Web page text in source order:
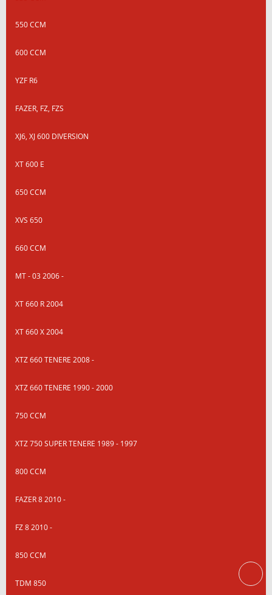
550 CCM
600 CCM
YZF R6
FAZER, FZ, FZS
XJ6, XJ 600 DIVERSION
XT 600 E
650 CCM
XVS 650
660 CCM
MT - 03 2006 -
XT 660 R 2004
XT 660 X 2004
XTZ 660 TENERE 2008 -
XTZ 660 TENERE 1990 - 2000
750 CCM
XTZ 750 SUPER TENERE 1989 - 1997
800 CCM
FAZER 8 2010 -
FZ 8 2010 -
850 CCM
TDM 850